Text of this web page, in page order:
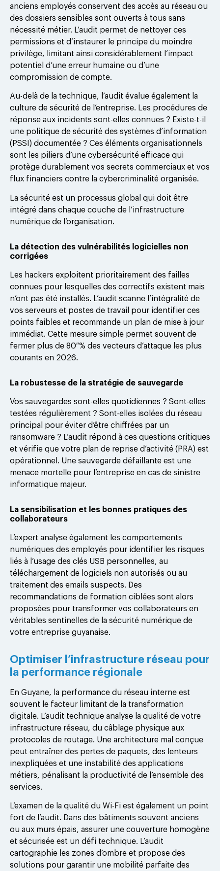
anciens employés conservent des accès au réseau ou
des dossiers sensibles sont ouverts à tous sans
nécessité métier. L’audit permet de nettoyer ces
permissions et d’instaurer le principe du moindre
privilège, limitant ainsi considérablement l’impact
potentiel d’une erreur humaine ou d’une
compromission de compte.
Au-delà de la technique, l’audit évalue également la
culture de sécurité de l’entreprise. Les procédures de
réponse aux incidents sont-elles connues ? Existe-t-il
une politique de sécurité des systèmes d’information
(PSSI) documentée ? Ces éléments organisationnels
sont les piliers d’une cybersécurité efficace qui
protège durablement vos secrets commerciaux et vos
flux financiers contre la cybercriminalité organisée.
La sécurité est un processus global qui doit être
intégré dans chaque couche de l’infrastructure
numérique de l’organisation.
La détection des vulnérabilités logicielles non
corrigées
Les hackers exploitent prioritairement des failles
connues pour lesquelles des correctifs existent mais
n’ont pas été installés. L’audit scanne l’intégralité de
vos serveurs et postes de travail pour identifier ces
points faibles et recommande un plan de mise à jour
immédiat. Cette mesure simple permet souvent de
fermer plus de 80 % des vecteurs d’attaque les plus
courants en 2026.
La robustesse de la stratégie de sauvegarde
Vos sauvegardes sont-elles quotidiennes ? Sont-elles
testées régulièrement ? Sont-elles isolées du réseau
principal pour éviter d’être chiffrées par un
ransomware ? L’audit répond à ces questions critiques
et vérifie que votre plan de reprise d’activité (PRA) est
opérationnel. Une sauvegarde défaillante est une
menace mortelle pour l’entreprise en cas de sinistre
informatique majeur.
La sensibilisation et les bonnes pratiques des
collaborateurs
L’expert analyse également les comportements
numériques des employés pour identifier les risques
liés à l’usage des clés USB personnelles, au
téléchargement de logiciels non autorisés ou au
traitement des emails suspects. Des
recommandations de formation ciblées sont alors
proposées pour transformer vos collaborateurs en
véritables sentinelles de la sécurité numérique de
votre entreprise guyanaise.
Optimiser l’infrastructure réseau pour
la performance régionale
En Guyane, la performance du réseau interne est
souvent le facteur limitant de la transformation
digitale. L’audit technique analyse la qualité de votre
infrastructure réseau, du câblage physique aux
protocoles de routage. Une architecture mal conçue
peut entraîner des pertes de paquets, des lenteurs
inexpliquées et une instabilité des applications
métiers, pénalisant la productivité de l’ensemble des
services.
L’examen de la qualité du Wi-Fi est également un point
fort de l’audit. Dans des bâtiments souvent anciens
ou aux murs épais, assurer une couverture homogène
et sécurisée est un défi technique. L’audit
cartographie les zones d’ombre et propose des
solutions pour garantir une mobilité parfaite des